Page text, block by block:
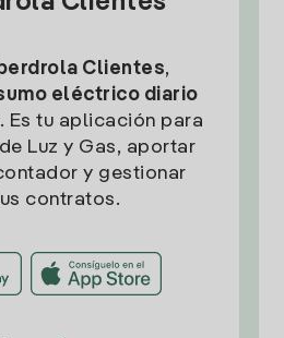
Clientes,
eléctrico diario
Es tu aplicación para
Luz y Gas, aportar
y gestionar
contratos.